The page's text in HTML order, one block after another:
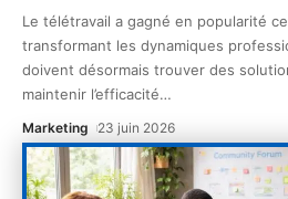
Le télétravail a gagné en popularité
transformant les dynamiques
doivent désormais trouver des
maintenir l’efficacité…
Marketing 23 juin 2026